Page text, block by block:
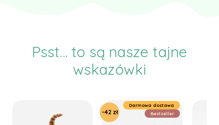
Psst... to są nasze tajne
wskazówki
-42 zł
Darmowa dostawa
Bestseller